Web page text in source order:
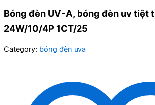
Bóng đèn UV-A, bóng đèn uv tiệt
24W/10/4P 1CT/25
Category: bóng đèn uva